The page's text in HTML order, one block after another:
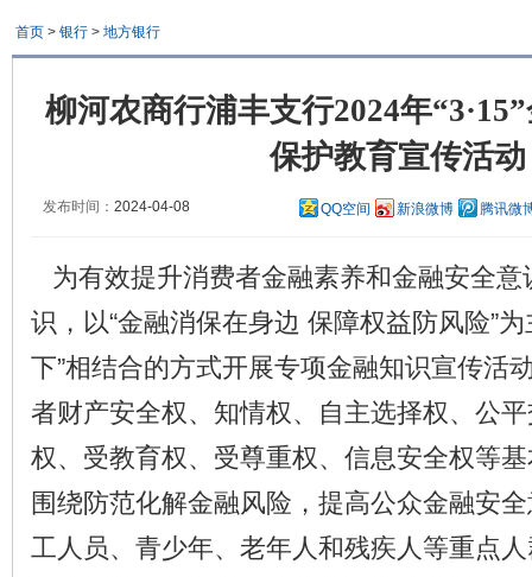
首页> 银行> 地方银行
柳河农商行浦丰支行2024年
保护教育宣传活动
发布时间： 2024-04-08 QQ空间 新浪微博 腾讯微
为有效提升消费者金融素养和金融安全意
识，以“金融消保在身边 保障权益防风险”
下”相结合的方式开展专项金融知识宣传活
者财产安全权、知情权、自主选择权、公
权、受教育权、受尊重权、信息安全权等
围绕防范化解金融风险，提高公众金融安
工人员、青少年、老年人和残疾人等重点